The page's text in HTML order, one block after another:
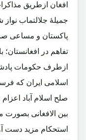
افغان ازطریق
جمیلۀ جلالتماب
پاکستان و مساعی
تفاهم در
ازطرف حکومات
اسلامی ایران که
صلح اسلام آباد
بین الافغانی
استحکام مزید دست